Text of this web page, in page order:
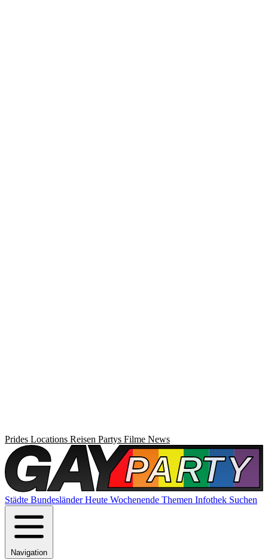
Prides Locations Reisen Partys Filme News
Städte BundesländerHeute Wochenende Themen Infothek Suchen
Navigation